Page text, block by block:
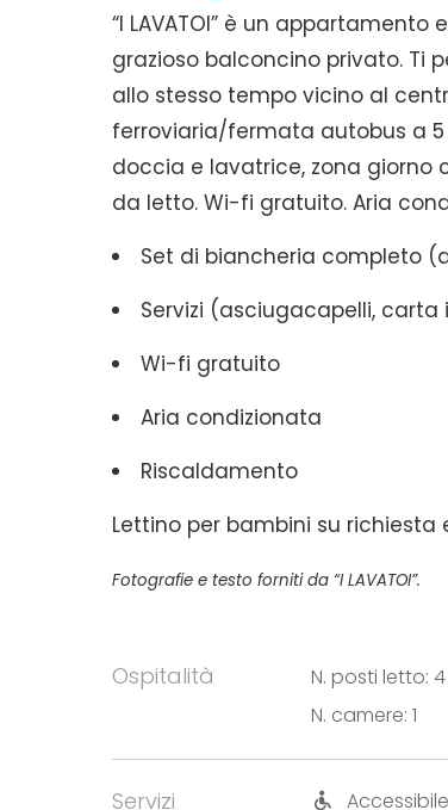
“I LAVATOI” è un
grazioso balconcino privato. Ti
allo stesso tempo vicino al
ferroviaria/fermata autobus a
doccia e lavatrice, zona giorno
da letto. Wi-fi gratuito. Aria
Set di biancheria completo
Servizi (asciugacapelli,
Wi-fi gratuito
Aria condizionata
Riscaldamento
Lettino per bambini su
Fotografie e testo forniti da “I LAVATOI”.
Ospitalità
N. posti letto: 4
N. camere: 1
Servizi